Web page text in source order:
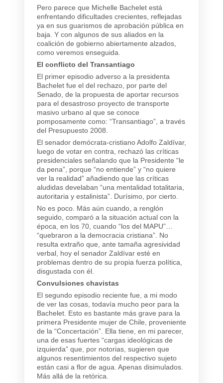
Pero parece que Michelle Bachelet está
enfrentando dificultades crecientes, reflejadas
ya en sus guarismos de aprobación pública en
baja. Y con algunos de sus aliados en la
coalición de gobierno abiertamente alzados,
como veremos enseguida.
El conflicto del Transantiago
El primer episodio adverso a la presidenta
Bachelet fue el del rechazo, por parte del
Senado, de la propuesta de aportar recursos
para el desastroso proyecto de transporte
masivo urbano al que se conoce
pomposamente como: “Transantiago”, a través
del Presupuesto 2008.
El senador demócrata-cristiano Adolfo Zaldívar,
luego de votar en contra, rechazó las críticas
presidenciales señalando que la Presidente “le
da pena”, porque “no entiende” y “no quiere
ver la realidad” añadiendo que las críticas
aludidas develaban “una mentalidad totalitaria,
autoritaria y estalinista”. Durísimo, por cierto.
No es poco. Más aún cuando, a renglón
seguido, comparó a la situación actual con la
época, en los 70, cuando “los del MAPU”…
“quebraron a la democracia cristiana”. No
resulta extraño que, ante tamaña agresividad
verbal, hoy el senador Zaldívar esté en
problemas dentro de su propia fuerza política,
disgustada con él.
Convulsiones chavistas
El segundo episodio reciente fue, a mi modo
de ver las cosas, todavía mucho peor para la
Bachelet. Esto es bastante más grave para la
primera Presidente mujer de Chile, proveniente
de la “Concertación”. Ella tiene, en mi parecer,
una de esas fuertes “cargas ideológicas de
izquierda” que, por notorias, sugieren que
algunos resentimientos del respectivo sujeto
están casi a flor de agua. Apenas disimulados.
Más allá de la retórica.